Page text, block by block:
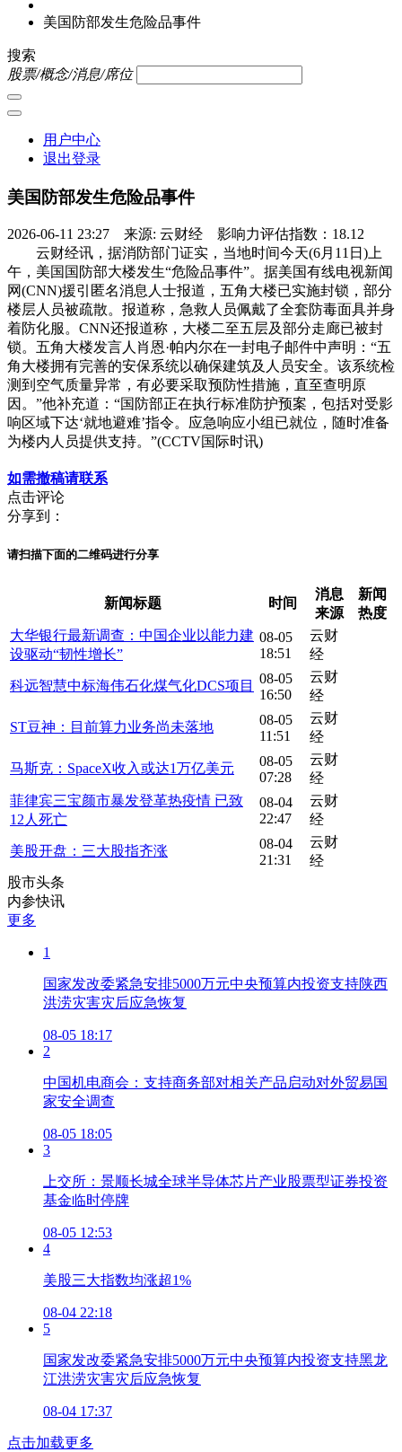
美国防部发生危险品事件
搜索
股票/概念/消息/席位
用户中心
退出登录
美国防部发生危险品事件
2026-06-11 23:27 来源: 云财经 影响力评估指数：18.12
云财经讯，据消防部门证实，当地时间今天(6月11日)上
午，美国国防部大楼发生“危险品事件”。据美国有线电视新闻
网(CNN)援引匿名消息人士报道，五角大楼已实施封锁，部分
楼层人员被疏散。报道称，急救人员佩戴了全套防毒面具并身
着防化服。CNN还报道称，大楼二至五层及部分走廊已被封
锁。五角大楼发言人肖恩·帕内尔在一封电子邮件中声明：“五
角大楼拥有完善的安保系统以确保建筑及人员安全。该系统检
测到空气质量异常，有必要采取预防性措施，直至查明原
因。”他补充道：“国防部正在执行标准防护预案，包括对受影
响区域下达‘就地避难’指令。应急响应小组已就位，随时准备
为楼内人员提供支持。”(CCTV国际时讯)
如需撤稿请联系
点击评论
分享到：
请扫描下面的二维码进行分享
新闻标题 时间
消息
来源
新闻
热度
大华银行最新调查：中国企业以能力建
设驱动“韧性增长”
08-05
18:51
云财
经
科远智慧中标海伟石化煤气化DCS项目 08-05
16:50
云财
经
ST豆神：目前算力业务尚未落地
08-05
11:51
云财
经
马斯克：SpaceX收入或达1万亿美元
08-05
07:28
云财
经
菲律宾三宝颜市暴发登革热疫情 已致
12人死亡
08-04
22:47
云财
经
美股开盘：三大股指齐涨
08-04
21:31
云财
经
股市头条
内参快讯
更多
1
国家发改委紧急安排5000万元中央预算内投资支持陕西
洪涝灾害灾后应急恢复
08-05 18:17
2
中国机电商会：支持商务部对相关产品启动对外贸易国
家安全调查
08-05 18:05
3
上交所：景顺长城全球半导体芯片产业股票型证券投资
基金临时停牌
08-05 12:53
4
美股三大指数均涨超1%
08-04 22:18
5
国家发改委紧急安排5000万元中央预算内投资支持黑龙
江洪涝灾害灾后应急恢复
08-04 17:37
点击加载更多